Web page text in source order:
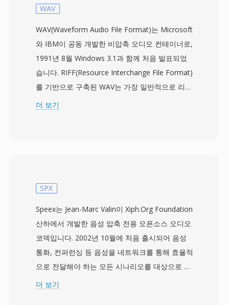
WAV
WAV(Waveform Audio File Format)는 Microsoft
와 IBM이 공동 개발한 비압축 오디오 컨테이너로,
1991년 8월 Windows 3.1과 함께 처음 발표되었
습니다. RIFF(Resource Interchange File Format)
를 기반으로 구축된 WAV는 가장 일반적으로 리니
어 펄스 코드 변조(LPCM)로 오디오 데이터를 저
환 포맷이 되었습니다. CD 품질 WAV 파일은 44.1
플로에서는 최대 192 kHz의 24비트 또는 32비트
부동소수점 샘플이 일상적으로 사용됩니다. 주요
장점은 무손실 충실도입니다: 표준 WAV는 압축을
적용하지 않으므로 저장된 데이터가 원본 녹음의
정확한 디지털 표현이 되어, 마스터링과 보관에 선
호되는 선택입니다. WAV는 또한 INFO 및 BWF 청
더 보기
SPX
Speex는 Jean-Marc Valin이 Xiph.Org Foundation
산하에서 개발한 음성 압축 전용 오픈소스 오디오
코덱입니다. 2002년 10월에 처음 출시되어 음성
통화, 컨퍼런싱 등 음성을 네트워크를 통해 효율적
으로 전달해야 하는 모든 시나리오를 대상으로 합
니다. SPX 파일은 Speex 인코딩 오디오를 Ogg 컨
더 보기